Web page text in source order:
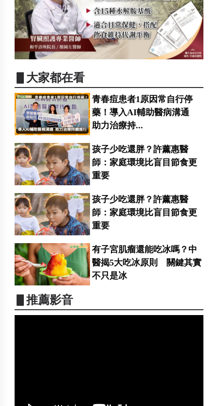
▋大家都在看
青春痘患者1原因常自行停
藥！導入AI輔助醫病溝通
助力治療持...
孩子少吃還胖？許薰惠醫
師：家庭環境比盲目節食更
重要
孩子少吃還胖？許薰惠醫
師：家庭環境比盲目節食更
重要
有子宮肌瘤還能吃冰嗎？中
醫揭5大吃冰原則 關鍵其實
不只是冰
▋推薦影音